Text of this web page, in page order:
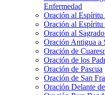
Enfermedad
Oración al Espíritu
Oración al Espíritu
Oración al
Oración Antigua a
Oración de
Oración de los
Oración de Pascua
Oración de San
Oración Delante